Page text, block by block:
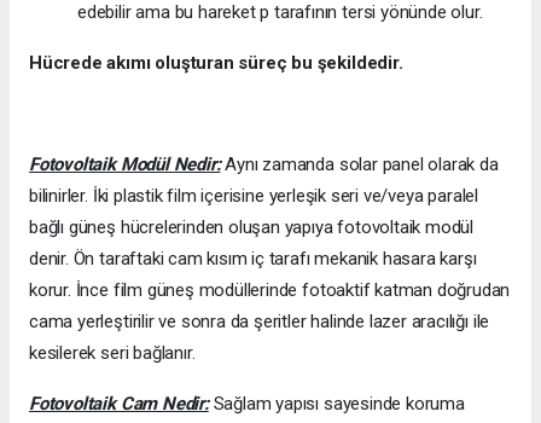
edebilir ama bu hareket p tarafının tersi yönünde olur.
Hücrede akımı oluşturan süreç bu şekildedir.
Fotovoltaik Modül Nedir:Aynı zamanda solar panel olarak da
bilinirler. İki plastik film içerisine yerleşik seri ve/veya paralel
bağlı güneş hücrelerinden oluşan yapıya fotovoltaik modül
denir. Ön taraftaki cam kısım iç tarafı mekanik hasara karşı
korur. İnce film güneş modüllerinde fotoaktif katman doğrudan
cama yerleştirilir ve sonra da şeritler halinde lazer aracılığı ile
kesilerek seri bağlanır.
Fotovoltaik Cam Nedir:Sağlam yapısı sayesinde koruma